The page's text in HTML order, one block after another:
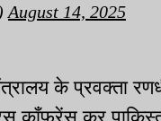
August 14, 2025
के प्रवक्ता